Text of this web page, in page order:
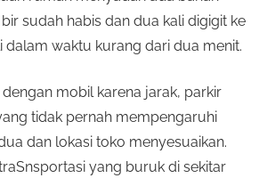
sudah habis dan dua kali digigit ke
dalam waktu kurang dari dua menit.
mobil karena jarak, parkir
tidak pernah mempengaruhi
dan lokasi toko menyesuaikan.
yang buruk di sekitar